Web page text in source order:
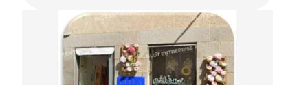
frais d'agence inclus TTC. Ce local compact offre
une visibilité adaptée aux commerces de
proximité et un accès direct en centre-ville, offrant
un potentiel de valorisation pour une reconversion
après déspécialisation. Contactez notre cabinet
pour une présentation détaillée du dossier et une
visite sur site.